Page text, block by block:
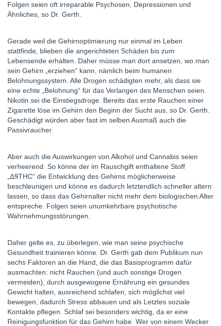
Folgen seien oft irreparable Psychosen, Depressionen und
Ähnliches, so Dr. Gerth.
Gerade weil die Gehirnoptimierung nur einmal im Leben
stattfinde, blieben die angerichteten Schäden bis zum
Lebensende erhalten. Daher müsse man dort ansetzen, wo man
sein Gehirn „erziehen“ kann, nämlich beim humanen
Belohnungssystem. Alle Drogen schädigten mehr, als dass sie
eine echte „Belohnung“ für das Verlangen des Menschen seien.
Nikotin sei die Einstiegsdroge. Bereits das erste Rauchen einer
Zigarette löse im Gehirn den Beginn der Sucht aus, so Dr. Gerth.
Geschädigt würden aber fast im selben Ausmaß auch die
Passivraucher.
Aber auch die Auswirkungen von Alkohol und Cannabis seien
verheerend. So könne der im Rauschgift enthaltene Stoff
„Δ9THC“ die Entwicklung des Gehirns möglicherweise
beschleunigen und könne es dadurch letztendlich schneller altern
lassen, so dass das Gehirnalter nicht mehr dem biologischen Alter
entspreche. Folgen seien unumkehrbare psychotische
Wahrnehmungsstörungen.
Daher gelte es, zu überlegen, wie man seine psychische
Gesundheit trainieren könne. Dr. Gerth gab dem Publikum nun
sechs Faktoren an die Hand, die das Basisprogramm dafür
ausmachten: nicht Rauchen (und auch sonstige Drogen
vermeiden), durch ausgewogene Ernährung ein gesundes
Gewicht halten, ausreichend schlafen, sich möglichst viel
bewegen, dadurch Stress abbauen und als Letztes soziale
Kontakte pflegen. Schlaf sei besonders wichtig, da er eine
Reinigungsfunktion für das Gehirn habe. Wer von einem Wecker